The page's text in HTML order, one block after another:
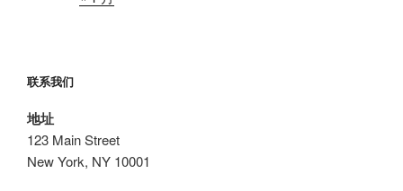
联系我们
地址
123 Main Street
New York, NY 10001